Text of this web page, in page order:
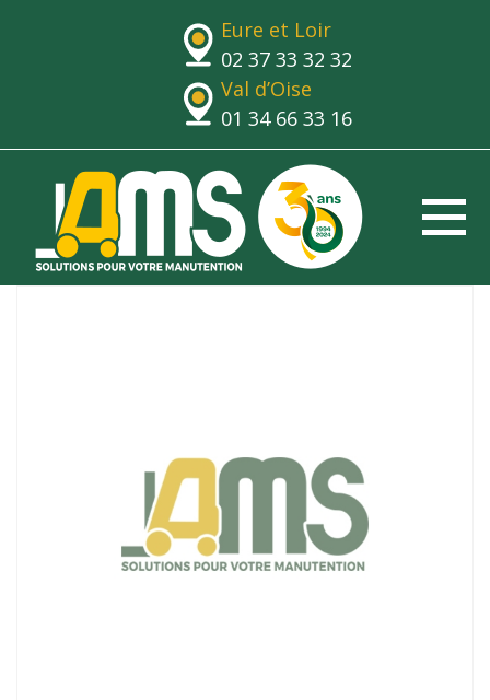
Eure et Loir
02 37 33 32 32
Val d’Oise
01 34 66 33 16